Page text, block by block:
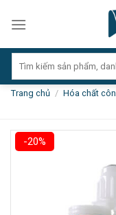
kiếm:
Trang chủ / Hóa chất
-20%